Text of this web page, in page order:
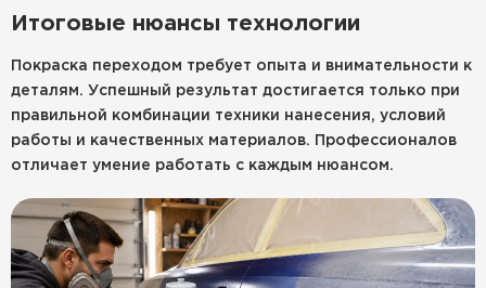
Итоговые нюансы технологии
Покраска переходом требует опыта и внимательности к
деталям. Успешный результат достигается только при
правильной комбинации техники нанесения, условий
работы и качественных материалов. Профессионалов
отличает умение работать с каждым нюансом.